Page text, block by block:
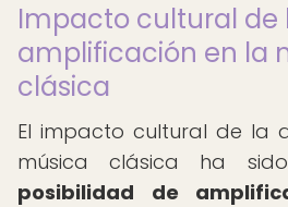
Impacto cultural de
amplificación en la
clásica
El impacto cultural de la
música clásica ha
posibilidad de